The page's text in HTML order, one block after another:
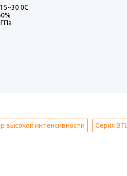
0C
высокой интенсивности Серия